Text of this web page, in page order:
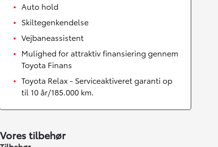
Auto hold
Skiltegenkendelse
Vejbaneassistent
Mulighed for attraktiv finansiering gennem
Toyota Finans
Toyota Relax - Serviceaktiveret garanti op
til 10 år/185.000 km.
Vores tilbehør